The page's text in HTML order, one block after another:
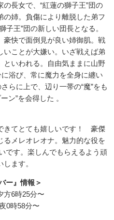
長女で、“紅蓮の獅子王”団の
姉。負傷により離脱した弟フ
子王”団の新しい団長となる。
豪快で面倒見が良い姉御肌。戦
ことが大嫌い。いざ戦えば弟
といわれる。自由気ままに山野
浴び、常に魔力を全身に纏い
らに上で、辺り一帯の“魔”をも
ン”を会得した 。
きてとても嬉しいです！ 豪傑
るメレオレオナ。魅力的な役を
です。楽しんでもらえるよう頑
ます。
ー』情報＞
6時25分〜
0時58分〜